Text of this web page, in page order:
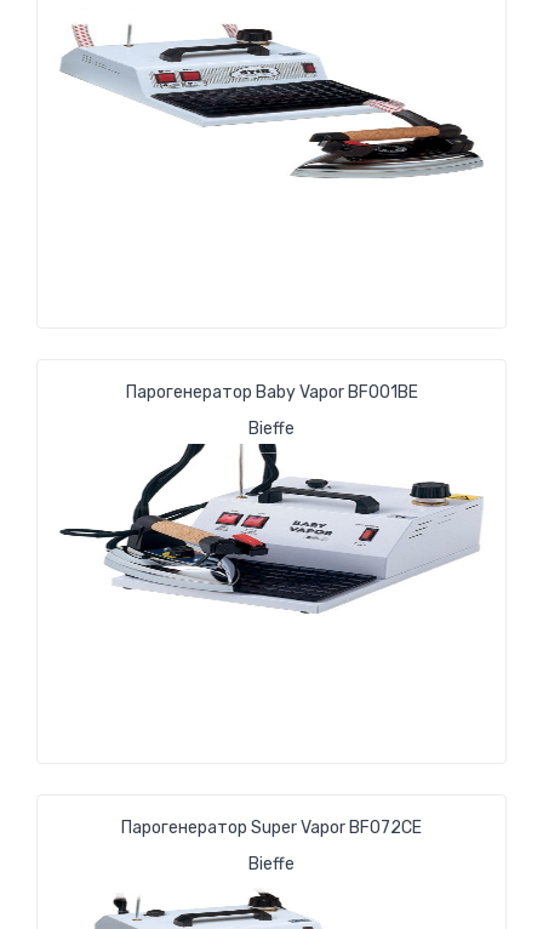
Парогенератор Baby Vapor BF001BE
Bieffe
Парогенератор Super Vapor BF072CE
Bieffe